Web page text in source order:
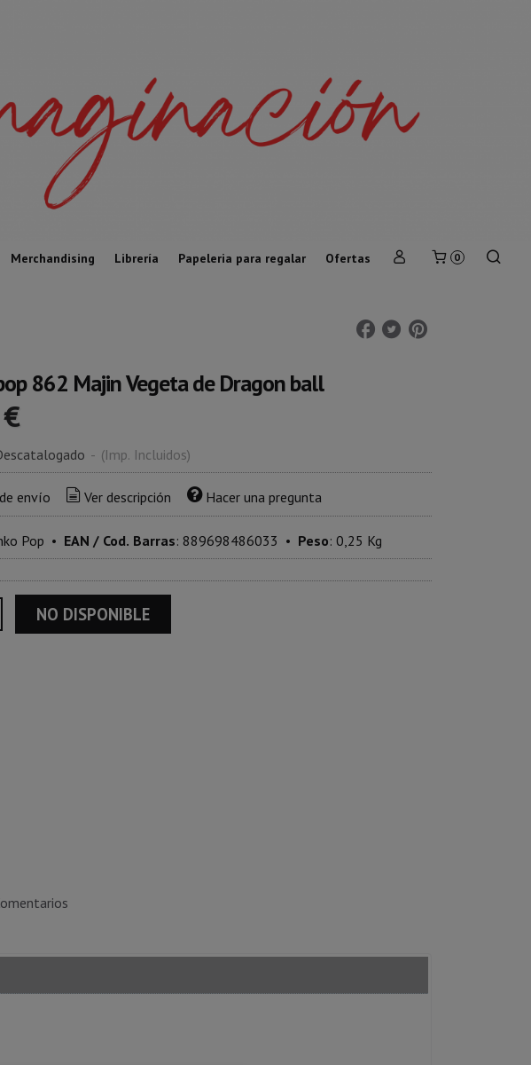
Merchandising Librería Papeleria para regalar Ofertas 0
862 Majin Vegeta de Dragon ball
- (Imp. Incluidos)
envío Ver descripción Hacer una pregunta
Pop • EAN / Cod. Barras: 889698486033 • Peso: 0,25 Kg
NO DISPONIBLE